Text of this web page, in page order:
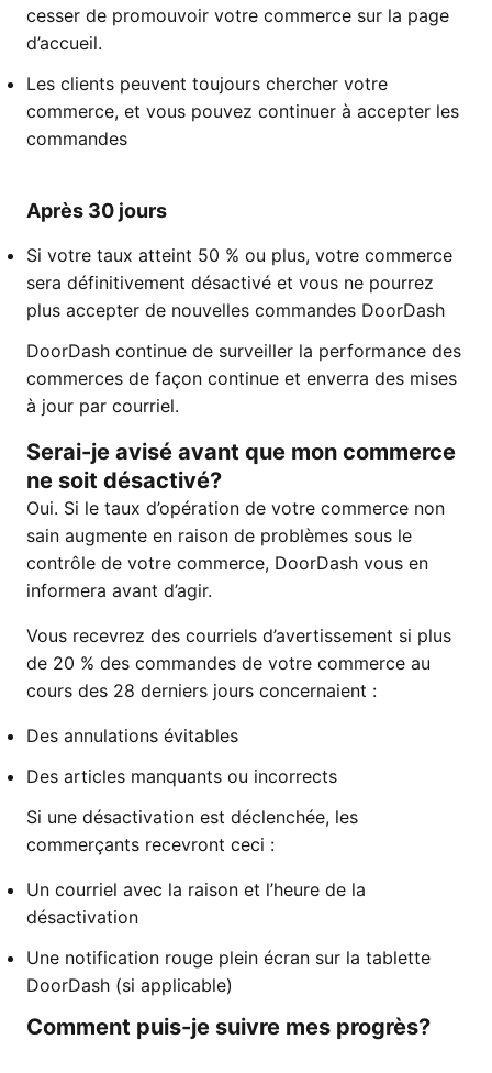
cesser de promouvoir votre commerce sur la page
d’accueil.
Les clients peuvent toujours chercher votre
commerce, et vous pouvez continuer à accepter les
commandes
Après 30 jours
Si votre taux atteint 50 % ou plus, votre commerce
sera définitivement désactivé et vous ne pourrez
plus accepter de nouvelles commandes DoorDash
DoorDash continue de surveiller la performance des
commerces de façon continue et enverra des mises
à jour par courriel.
Serai-je avisé avant que mon commerce
ne soit désactivé?
Oui. Si le taux d’opération de votre commerce non
sain augmente en raison de problèmes sous le
contrôle de votre commerce, DoorDash vous en
informera avant d’agir.
Vous recevrez des courriels d’avertissement si plus
de 20 % des commandes de votre commerce au
cours des 28 derniers jours concernaient :
Des annulations évitables
Des articles manquants ou incorrects
Si une désactivation est déclenchée, les
commerçants recevront ceci :
Un courriel avec la raison et l’heure de la
désactivation
Une notification rouge plein écran sur la tablette
DoorDash (si applicable)
Comment puis-je suivre mes progrès?